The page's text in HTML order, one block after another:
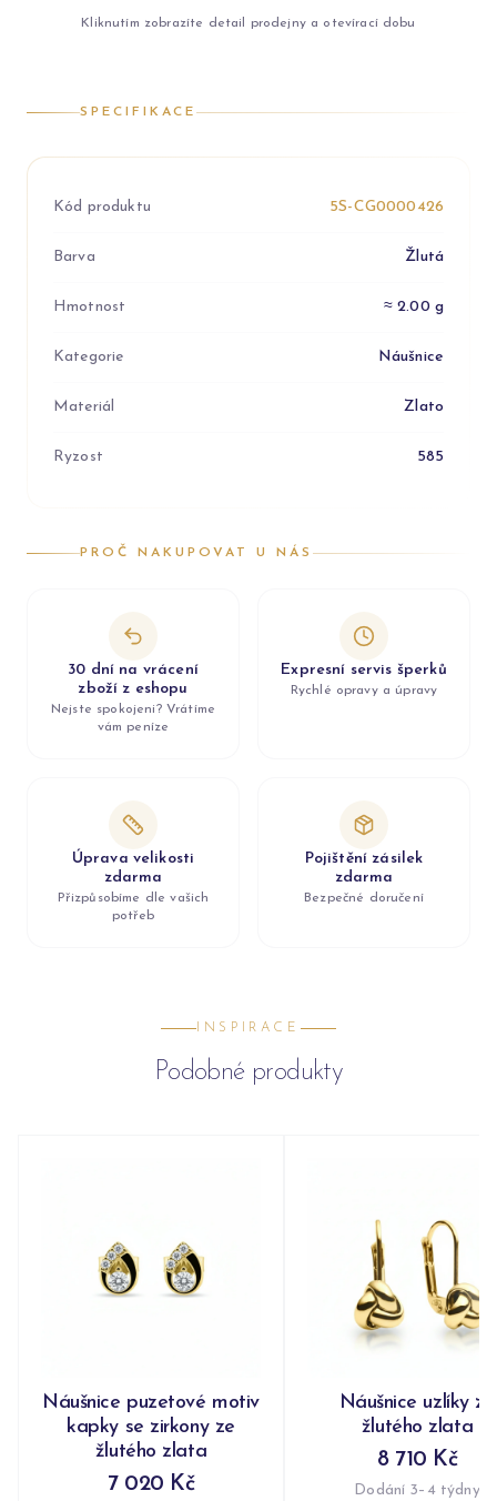
Kliknutím zobrazíte detail prodejny a otevírací dobu
SPECIFIKACE
Kód produktu 5S-CG0000426
Barva Žlutá
Hmotnost ≈ 2.00 g
Kategorie Náušnice
Materiál Zlato
Ryzost 585
PROČ NAKUPOVAT U NÁS
30 dní na vrácení
zboží z eshopu
Nejste spokojeni? Vrátíme
vám peníze
Expresní servis šperků
Rychlé opravy a úpravy
Úprava velikosti
zdarma
Přizpůsobíme dle vašich
potřeb
Pojištění zásilek
zdarma
Bezpečné doručení
INSPIRACE
Podobné produkty
Náušnice puzetové motiv
kapky se zirkony ze
žlutého zlata
7 020 Kč
Náušnice uzlíky ze
žlutého zlata
8 710 Kč
Dodání 3–4 týdny